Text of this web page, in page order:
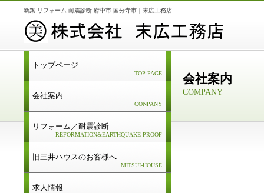
新築 リフォーム 耐震診断 府中市 国分寺市｜末広工務店
会社案内
COMPANY
トップページ
TOP PAGE
会社案内
CONPANY
リフォーム／耐震診断
REFORMATION&EARTHQUAKE-PROOF
旧三井ハウスのお客様へ
MITSUI-HOUSE
求人情報